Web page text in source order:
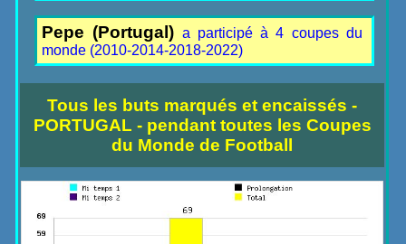
Pepe (Portugal) a participé à 4 coupes du
monde (2010-2014-2018-2022)
Tous les buts marqués et encaissés -
PORTUGAL - pendant toutes les Coupes
du Monde de Football